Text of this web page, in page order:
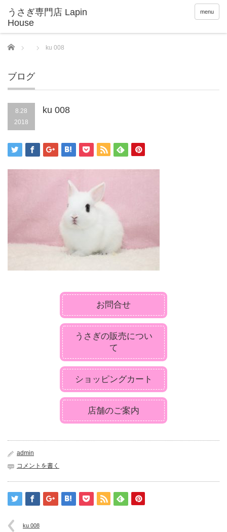
menu
Home ku 008
ブログ
8.28
2018
ku 008
お問合せ
うさぎの販売につい
て
ショッピングカート
店舗のご案内
admin
コメントを書く
ku 008